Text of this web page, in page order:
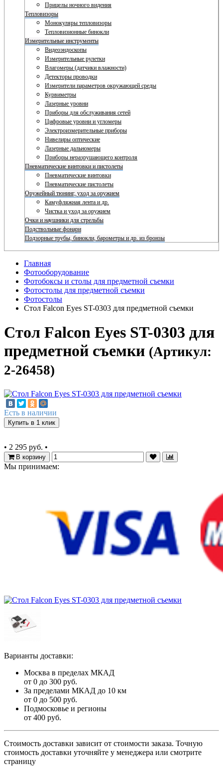
Прицелы ночного видения
Тепловизоры
Монокуляры тепловизоры
Тепловизионные бинокли
Измерительные инструменты
Видеоэндоскопы
Измерительные рулетки
Влагомеры (датчики влажности)
Детекторы проводки
Измерители параметров окружающей среды
Курвиметры
Лазерные уровни
Приборы для обслуживания сетей
Цифровые уровни и угломеры
Электроизмерительные приборы
Нивелиры оптические
Лазерные дальномеры
Приборы неразрушающего контроля
Пневматические винтовки и пистолеты
Пневматические винтовки
Пневматические пистолеты
Оружейный тюнинг, уход за оружием
Камуфляжная лента и др.
Чистка и уход за оружием
Очки и наушники для стрельбы
Подствольные фонари
Подзорные трубы, бинокли, барометры и др. из бронзы
Главная
Фотооборудование
Фотобоксы и столы для предметной съемки
Фотостолы для предметной съемки
Фотостолы
Стол Falcon Eyes ST-0303 для предметной съемки
Стол Falcon Eyes ST-0303 для
предметной съемки (Артикул:
2-26458)
Есть в наличии
Купить в 1 клик
• 2 295 руб. •
В корзину
Мы принимаем:
Варианты доставки:
Москва в пределах МКАД
от 0 до 300 руб.
За пределами МКАД до 10 км
от 0 до 500 руб.
Подмосковье и регионы
от 400 руб.
Стоимость доставки зависит от стоимости заказа. Точную
стоимость доставки уточняйте у менеджера или смотрите
страницу